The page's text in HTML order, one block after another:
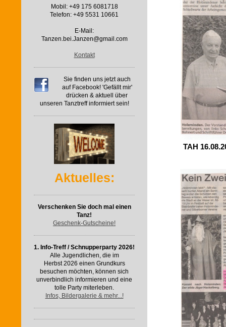
Mobil: +49 175 6081718
Telefon: +49 5531 10661
E-Mail:
Tanzen.bei.Janzen@gmail.com
Kontakt
Sie finden uns jetzt auch
auf Facebook! 'Gefällt mir'
drücken & aktuell über
unseren Tanztreff informiert sein!
Aktuelles:
Verschenken Sie doch mal einen
Tanz!
Geschenk-Gutscheine!
1. Info-Treff / Schnupperparty 2026!
Alle Jugendlichen, die im
Herbst 2026 einen Grundkurs
besuchen möchten, können sich
unverbindlich informieren und eine
tolle Party miterleben.
Infos, Bildergalerie & mehr...!
TAH